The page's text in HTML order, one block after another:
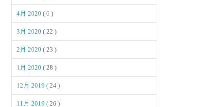
4月 2020( 6 )
3月 2020( 22 )
2月 2020( 23 )
1月 2020( 28 )
12月 2019( 24 )
11月 2019( 26 )